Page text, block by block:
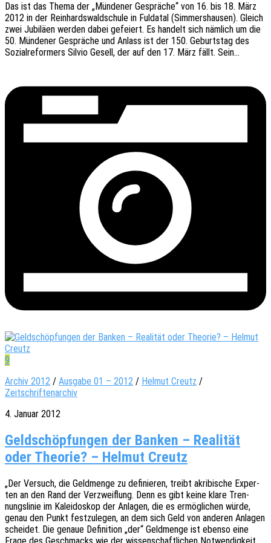
Das ist das Thema der „Münde­ner Gesprä­che“ von 16. bis 18. März
2012 in der Rein­hards­wald­schu­le in Fulda­tal (Simmers­hau­sen). Gleich
zwei Jubi­lä­en werden dabei gefei­ert. Es handelt sich nämlich um die
50. Münde­ner Gesprä­che und Anlass ist der 150. Geburts­tag des
Sozi­al­re­for­mers Silvio Gesell, der auf den 17. März fällt. Sein…
9
Archiv 2012 / Ausgabe 01 – 2012 / Helmut Creutz /
Zeitschriftenarchiv
4. Januar 2012
Geldschöpfungen der Banken – Realität
oder Theorie? – Helmut Creutz
„Der Versuch, die Geld­men­ge zu defi­nie­ren, treibt akri­bi­sche Exper­
ten an den Rand der Verzweif­lung. Denn es gibt keine klare Tren­
nungs­li­nie im Kalei­do­skop der Anla­gen, die es ermög­li­chen würde,
genau den Punkt fest­zu­le­gen, an dem sich Geld von ande­ren Anla­gen
schei­det. Die genaue Defi­ni­ti­on „der“ Geld­men­ge ist ebenso eine